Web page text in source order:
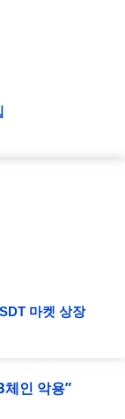
마켓 상장
인 악용”